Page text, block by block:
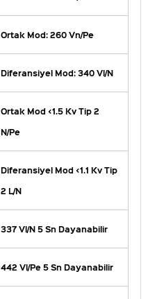
Ortak Mod: 260 Vn/Pe
Diferansiyel Mod: 340 Vl/N
Ortak Mod <1.5 Kv Tip 2
N/Pe
Diferansiyel Mod <1.1 Kv Tip
2 L/N
337 Vl/N 5 Sn Dayanabilir
442 Vl/Pe 5 Sn Dayanabilir